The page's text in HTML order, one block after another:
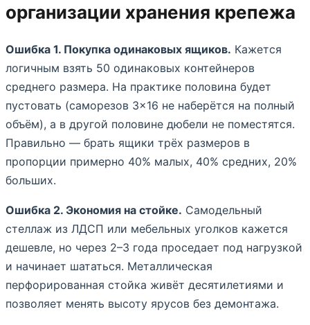
организации хранения крепежа
Ошибка 1. Покупка одинаковых ящиков. Кажется
логичным взять 50 одинаковых контейнеров
среднего размера. На практике половина будет
пустовать (саморезов 3×16 не наберётся на полный
объём), а в другой половине дюбели не поместятся.
Правильно — брать ящики трёх размеров в
пропорции примерно 40% малых, 40% средних, 20%
больших.
Ошибка 2. Экономия на стойке. Самодельный
стеллаж из ЛДСП или мебельных уголков кажется
дешевле, но через 2–3 года проседает под нагрузкой
и начинает шататься. Металлическая
перфорированная стойка живёт десятилетиями и
позволяет менять высоту ярусов без демонтажа.